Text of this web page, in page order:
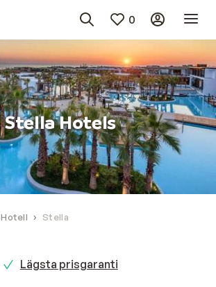
0
Stella Hotels
Hotell Stella
Lägsta prisgaranti